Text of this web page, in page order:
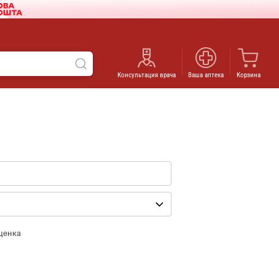
Консультация врача Ваша аптека Корзина